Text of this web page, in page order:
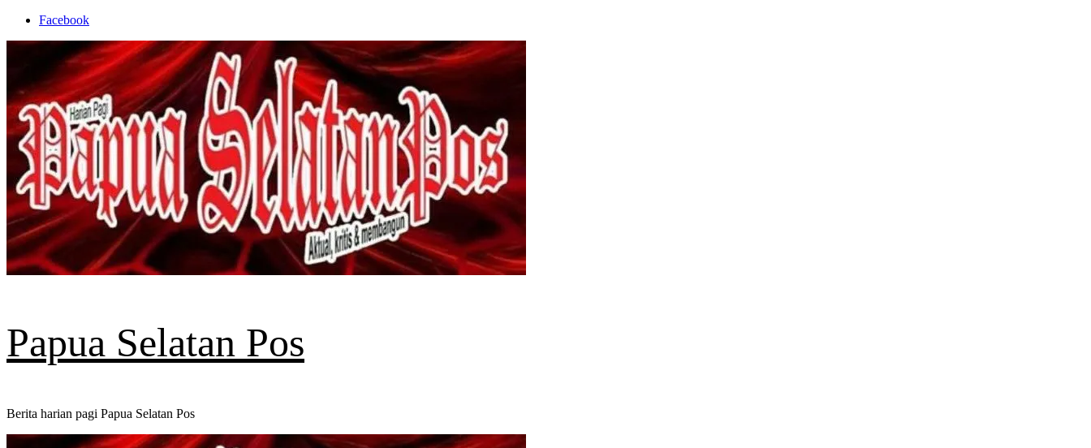
Skip
content
Facebook
Papua Selatan Pos
Berita harian pagi Papua Selatan Pos
Primary